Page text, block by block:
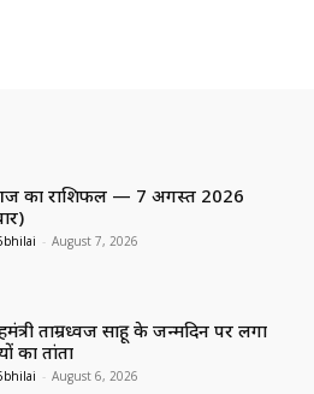
का राशिफल — 7 अगस्त 2026
- August 7, 2026
ताम्रध्वज साहू के जन्मदिन पर लगा
का तांता
- August 6, 2026